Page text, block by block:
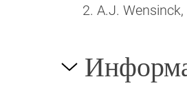
A.J. Wensinck,